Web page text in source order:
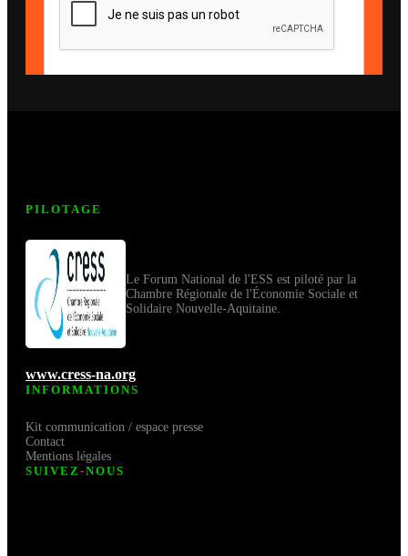
PILOTAGE
Le Forum National de l'ESS est piloté par la
Chambre Régionale de l'Économie Sociale et
Solidaire Nouvelle-Aquitaine.
www.cress-na.org
INFORMATIONS
Kit communication / espace presse
Contact
Mentions légales
SUIVEZ-NOUS